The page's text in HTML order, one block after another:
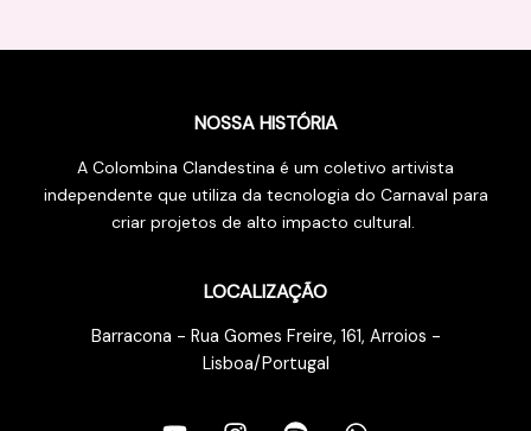
NOSSA HISTÓRIA
A Colombina Clandestina é um coletivo artivista
independente que utiliza da tecnologia do Carnaval para
criar projetos de alto impacto cultural.
LOCALIZAÇÃO
Barracona - Rua Gomes Freire, 161, Arroios -
Lisboa/Portugal